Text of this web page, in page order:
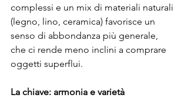
complessi e un mix di materiali naturali
(legno, lino, ceramica) favorisce un
senso di abbondanza più generale,
che ci rende meno inclini a comprare
oggetti superflui.
La chiave: armonia e varietà